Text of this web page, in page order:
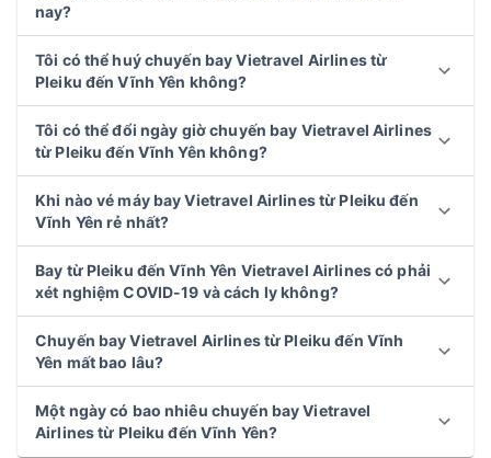
nay?
Tôi có thể huý chuyến bay Vietravel Airlines từ
Pleiku đến Vĩnh Yên không?
Tôi có thể đổi ngày giờ chuyến bay Vietravel Airlines
từ Pleiku đến Vĩnh Yên không?
Khi nào vé máy bay Vietravel Airlines từ Pleiku đến
Vĩnh Yên rẻ nhất?
Bay từ Pleiku đến Vĩnh Yên Vietravel Airlines có phải
xét nghiệm COVID-19 và cách ly không?
Chuyến bay Vietravel Airlines từ Pleiku đến Vĩnh
Yên mất bao lâu?
Một ngày có bao nhiêu chuyến bay Vietravel
Airlines từ Pleiku đến Vĩnh Yên?